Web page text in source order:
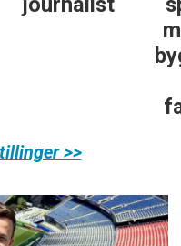
bygge vårt
>>